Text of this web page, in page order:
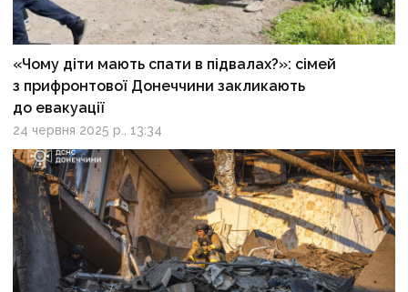
«Чому діти мають спати в підвалах?»: сімей
з прифронтової Донеччини закликають
до евакуації
24 червня 2025 р., 13:34